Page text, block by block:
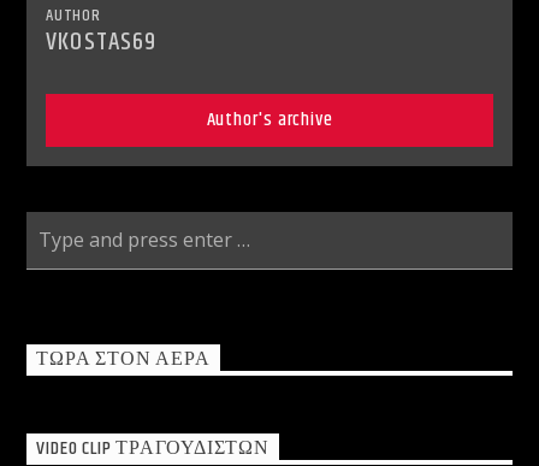
AUTHOR
VKOSTAS69
Author's archive
ΤΏΡΑ ΣΤΟΝ ΑΈΡΑ
VIDEO CLIP ΤΡΑΓΟΥΔΙΣΤΏΝ